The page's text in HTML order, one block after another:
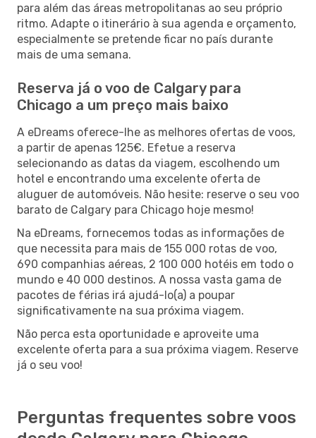
para além das áreas metropolitanas ao seu próprio
ritmo. Adapte o itinerário à sua agenda e orçamento,
especialmente se pretende ficar no país durante
mais de uma semana.
Reserva já o voo de Calgary para
Chicago a um preço mais baixo
A eDreams oferece-lhe as melhores ofertas de voos,
a partir de apenas 125€. Efetue a reserva
selecionando as datas da viagem, escolhendo um
hotel e encontrando uma excelente oferta de
aluguer de automóveis. Não hesite: reserve o seu voo
barato de Calgary para Chicago hoje mesmo!
Na eDreams, fornecemos todas as informações de
que necessita para mais de 155 000 rotas de voo,
690 companhias aéreas, 2 100 000 hotéis em todo o
mundo e 40 000 destinos. A nossa vasta gama de
pacotes de férias irá ajudá-lo(a) a poupar
significativamente na sua próxima viagem.
Não perca esta oportunidade e aproveite uma
excelente oferta para a sua próxima viagem. Reserve
já o seu voo!
Perguntas frequentes sobre voos